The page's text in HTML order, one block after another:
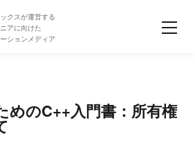
クスが運営する
アに向けた
ションメディア
めのC++入門書：所有権